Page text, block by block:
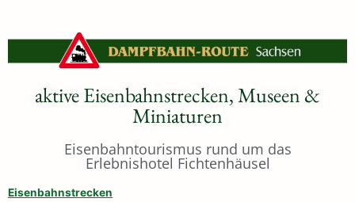
aktive Eisenbahnstrecken, Museen &
Miniaturen
Eisenbahntourismus rund um das
Erlebnishotel Fichtenhäusel
Eisenbahnstrecken